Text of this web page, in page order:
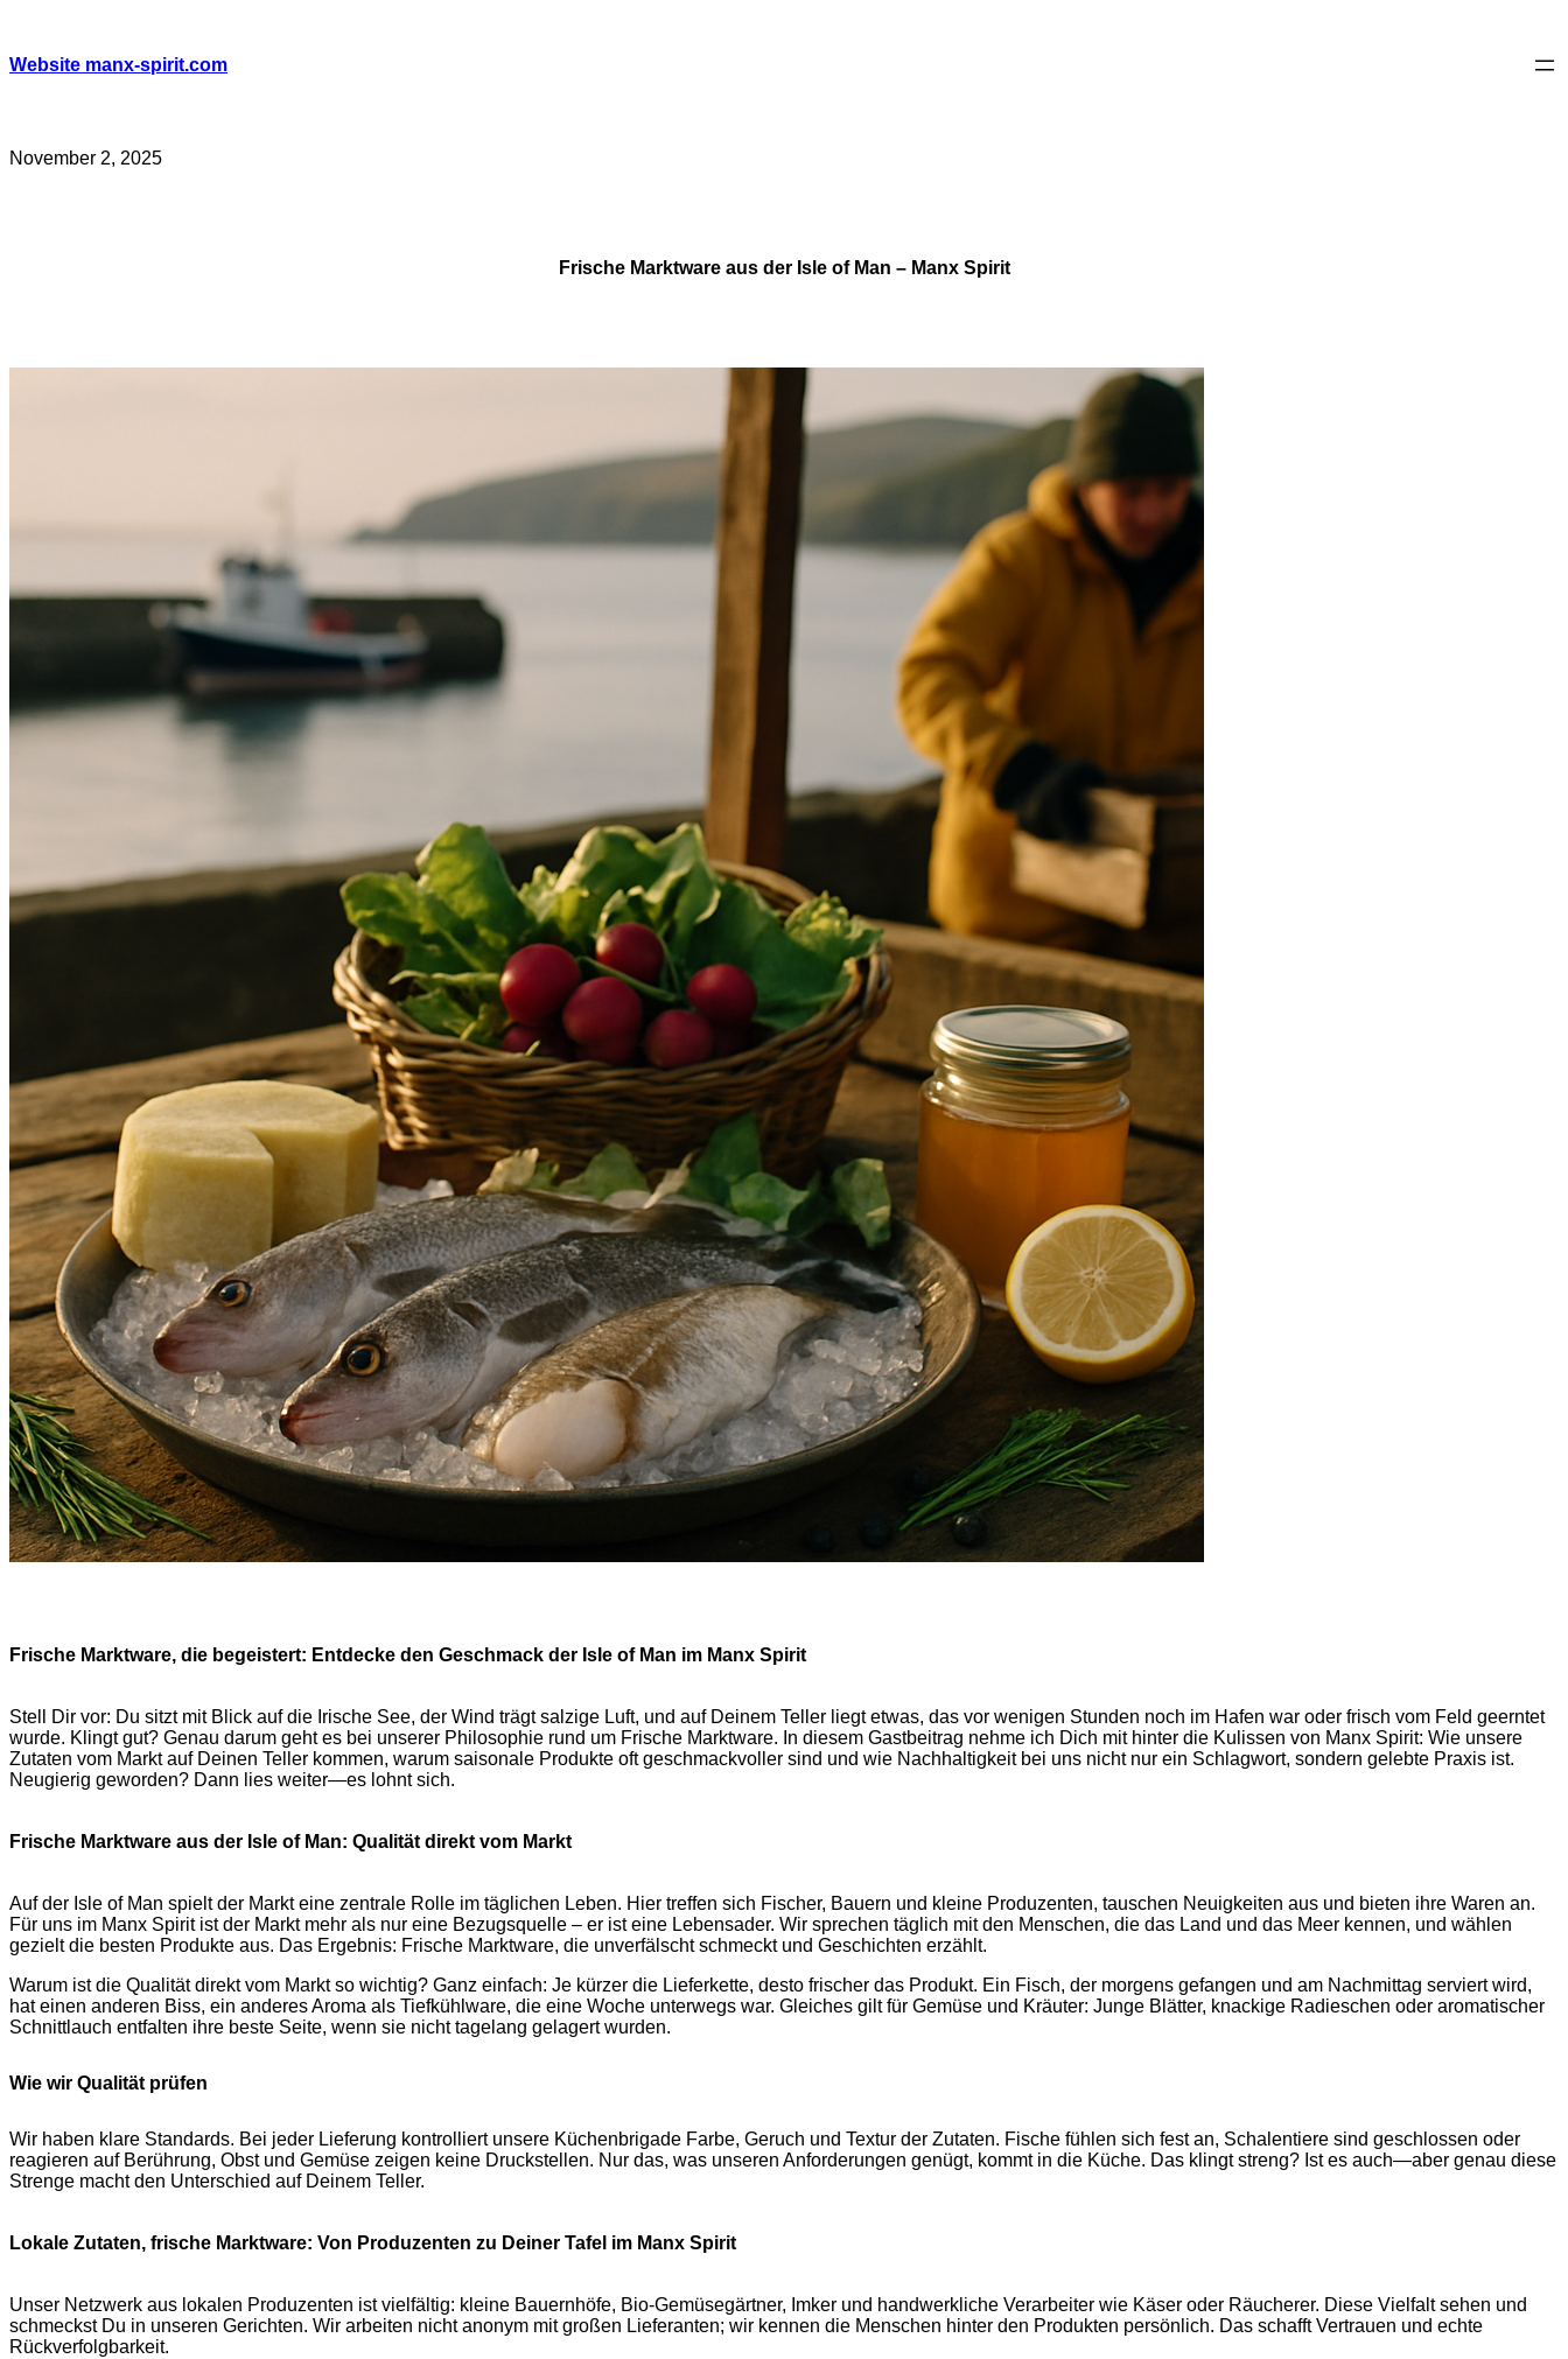
content
Website manx-spirit.com
November 2, 2025
Frische Marktware aus der Isle of Man – Manx Spirit
Frische Marktware, die begeistert: Entdecke den Geschmack der Isle of Man im Manx Spirit
Stell Dir vor: Du sitzt mit Blick auf die Irische See, der Wind trägt salzige Luft, und auf Deinem Teller liegt etwas, das vor wenigen Stunden noch im Hafen war oder frisch vom Feld geerntet
wurde. Klingt gut? Genau darum geht es bei unserer Philosophie rund um Frische Marktware. In diesem Gastbeitrag nehme ich Dich mit hinter die Kulissen von Manx Spirit: Wie unsere
Zutaten vom Markt auf Deinen Teller kommen, warum saisonale Produkte oft geschmackvoller sind und wie Nachhaltigkeit bei uns nicht nur ein Schlagwort, sondern gelebte Praxis ist.
Neugierig geworden? Dann lies weiter—es lohnt sich.
Frische Marktware aus der Isle of Man: Qualität direkt vom Markt
Auf der Isle of Man spielt der Markt eine zentrale Rolle im täglichen Leben. Hier treffen sich Fischer, Bauern und kleine Produzenten, tauschen Neuigkeiten aus und bieten ihre Waren an.
Für uns im Manx Spirit ist der Markt mehr als nur eine Bezugsquelle – er ist eine Lebensader. Wir sprechen täglich mit den Menschen, die das Land und das Meer kennen, und wählen
gezielt die besten Produkte aus. Das Ergebnis: Frische Marktware, die unverfälscht schmeckt und Geschichten erzählt.
Warum ist die Qualität direkt vom Markt so wichtig? Ganz einfach: Je kürzer die Lieferkette, desto frischer das Produkt. Ein Fisch, der morgens gefangen und am Nachmittag serviert wird,
hat einen anderen Biss, ein anderes Aroma als Tiefkühlware, die eine Woche unterwegs war. Gleiches gilt für Gemüse und Kräuter: Junge Blätter, knackige Radieschen oder aromatischer
Schnittlauch entfalten ihre beste Seite, wenn sie nicht tagelang gelagert wurden.
Wie wir Qualität prüfen
Wir haben klare Standards. Bei jeder Lieferung kontrolliert unsere Küchenbrigade Farbe, Geruch und Textur der Zutaten. Fische fühlen sich fest an, Schalentiere sind geschlossen oder
reagieren auf Berührung, Obst und Gemüse zeigen keine Druckstellen. Nur das, was unseren Anforderungen genügt, kommt in die Küche. Das klingt streng? Ist es auch—aber genau diese
Strenge macht den Unterschied auf Deinem Teller.
Lokale Zutaten, frische Marktware: Von Produzenten zu Deiner Tafel im Manx Spirit
Unser Netzwerk aus lokalen Produzenten ist vielfältig: kleine Bauernhöfe, Bio-Gemüsegärtner, Imker und handwerkliche Verarbeiter wie Käser oder Räucherer. Diese Vielfalt sehen und
schmeckst Du in unseren Gerichten. Wir arbeiten nicht anonym mit großen Lieferanten; wir kennen die Menschen hinter den Produkten persönlich. Das schafft Vertrauen und echte
Rückverfolgbarkeit.